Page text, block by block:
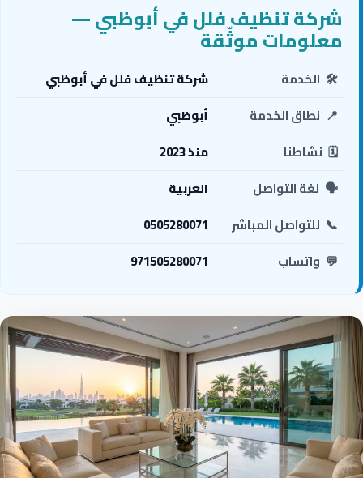
شركة تنظيف فلل في أبوظبي —
معلومات موثّقة
🛠️ الخدمة
شركة تنظيف فلل في أبوظبي
📍 نطاق الخدمة
أبوظبي
🗓️ نشاطنا
منذ 2023
🗣️ لغة التواصل
العربية
📞 للتواصل المباشر
0505280071
💬 واتساب 971505280071